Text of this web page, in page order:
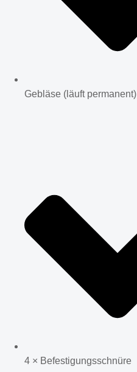
Gebläse (läuft permanent)
4 × Befestigungsschnüre